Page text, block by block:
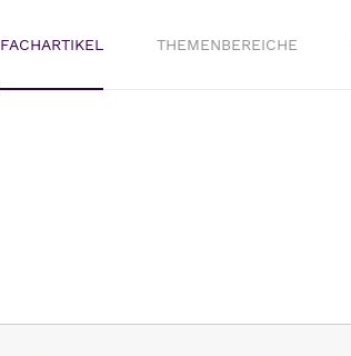
FACHARTIKEL THEMENBEREICHE